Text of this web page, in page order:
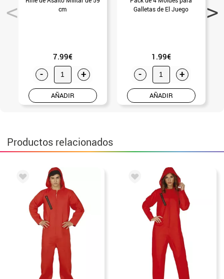
cm
7.99€
- +
AÑADIR
Galletas de El Juego
1.99€
- +
AÑADIR
Productos relacionados